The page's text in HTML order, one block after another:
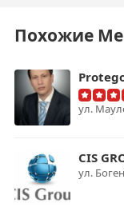
Похожие
ул.
CIS
ул.